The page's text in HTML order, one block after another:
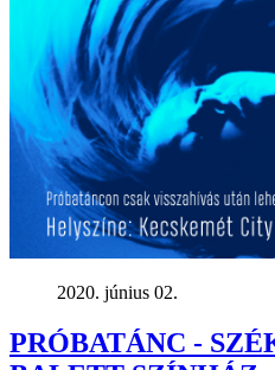
2020. június 02.
PRÓBATÁNC -